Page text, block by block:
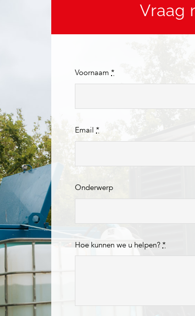
Vraag
Voornaam*
Email*
Onderwerp
Hoe kunnen we u helpen?*